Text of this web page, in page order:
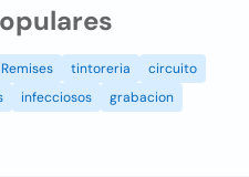
tintoreria
circuito
infecciosos
grabacion